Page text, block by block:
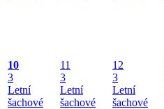
10
3
Letní
šachové
11
3
Letní
šachové
12
3
Letní
šachové